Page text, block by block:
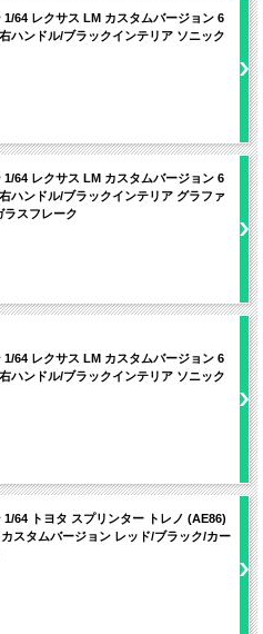
1/64 レクサス LM カスタムバージョン 6
ハンドル/ブラックインテリア ソニック
1/64 レクサス LM カスタムバージョン 6
ハンドル/ブラックインテリア グラファ
ラスフレーク
1/64 レクサス LM カスタムバージョン 6
ハンドル/ブラックインテリア ソニック
1/64 トヨタ スプリンター トレノ (AE86)
スタムバージョン レッド/ブラック/カー